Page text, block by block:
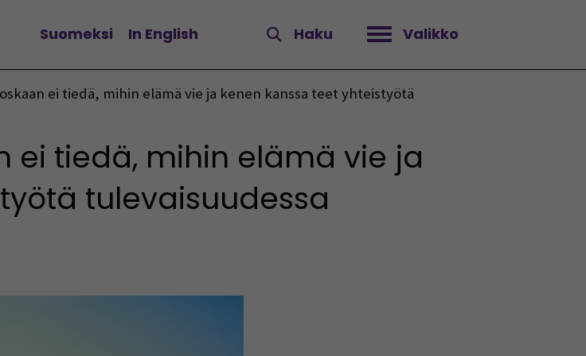
Vaihda kieltä
Suomeksi In English Haku Valikko
Avaa valikko
ei tiedä, mihin elämä vie ja kenen kanssa teet yhteistyötä
ei tiedä, mihin elämä vie ja
tulevaisuudessa